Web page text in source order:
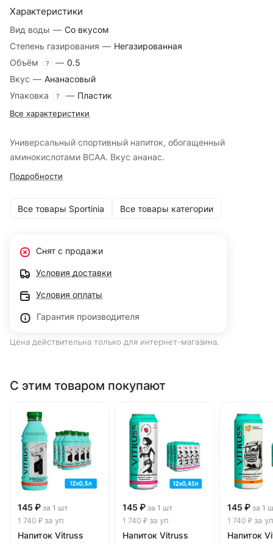
Характеристики
Вид воды — Со вкусом
Степень газирования — Негазированная
Объём
? — 0.5
Вкус — Ананасовый
Упаковка
? — Пластик
Все характеристики
Универсальный спортивный напиток, обогащенный
аминокислотами ВСАА. Вкус ананас.
Подробности
Все товары Sportinia Все товары категории
Снят с продажи
Условия доставки
Условия оплаты
Гарантия производителя
Цена действительна только для интернет-магазина.
С этим товаром покупают
145 ₽ за 1 шт
1 740 ₽ за уп
Напиток Vitruss
145 ₽ за 1 шт
1 740 ₽ за уп
Напиток Vitruss
145 ₽ за 1
1 740 ₽ за уп
Напиток